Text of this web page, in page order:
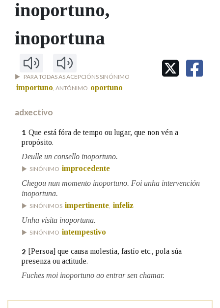
MARCIAL DEL ADALID
BAZÁN
FIGURAS HOMENAXEADAS
60 ANOS DLG
PRIMAVERA DAS LETRAS
PORTAL DAS PALABRAS
Facebook
TwitterYoutubeInstagram
Bluesky
BUSCAR NOS LEMAS
Comeza por
Remata por
Contén
BUSCAR NO CONTIDO
Nas definicións
Nos exemplos
Na fraseoloxía
inoportuno,
inoportuna
PARA TODAS AS ACEPCIÓNS SINÓNIMO
importuno, ANTÓNIMO oportuno
adxectivo
1 Que está fóra de tempo ou lugar, que non vén a
propósito.
Deulle un consello inoportuno.
SINÓNIMO improcedente
Chegou nun momento inoportuno. Foi unha intervención
inoportuna.
SINÓNIMOS impertinente infeliz
Unha visita inoportuna.
SINÓNIMO intempestivo
2 [Persoa] que causa molestia, fastío etc., pola súa
presenza ou actitude.
Fuches moi inoportuno ao entrar sen chamar.